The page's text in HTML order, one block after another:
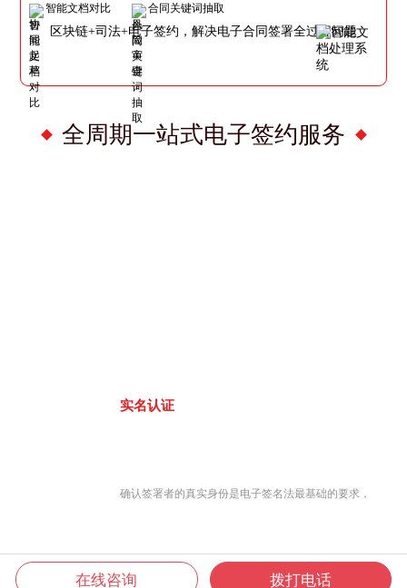
智能文档对比 合同关键词抽取
全周期一站式电子签约服务
区块链+司法+电子签约，解决电子合同签署全过程问题
实名认证
确认签署者的真实身份是电子签名法最基础的要求，
在线咨询 拨打电话